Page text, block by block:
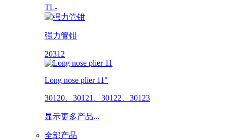
TL-
强力管钳
20312
Long nose plier 11"
30120、30121、30122、30123
显示更多产品...
全部产品